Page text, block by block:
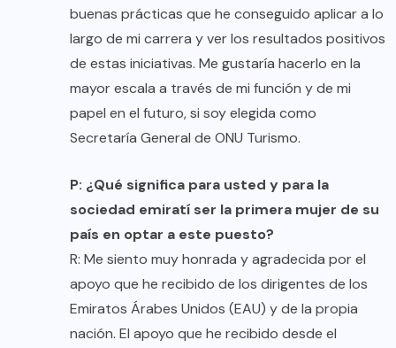
buenas prácticas que he conseguido aplicar a lo
largo de mi carrera y ver los resultados positivos
de estas iniciativas. Me gustaría hacerlo en la
mayor escala a través de mi función y de mi
papel en el futuro, si soy elegida como
Secretaría General de ONU Turismo.
P: ¿Qué significa para usted y para la
sociedad emiratí ser la primera mujer de su
país en optar a este puesto?
R: Me siento muy honrada y agradecida por el
apoyo que he recibido de los dirigentes de los
Emiratos Árabes Unidos (EAU) y de la propia
nación. El apoyo que he recibido desde el